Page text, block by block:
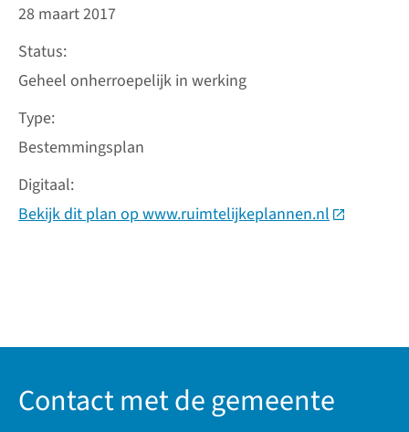
28 maart 2017
Status
Geheel onherroepelijk in werking
Type
Bestemmingsplan
Digitaal
Bekijk dit plan op www.ruimtelijkeplannen.nl(Deze link
Contact met de gemeente